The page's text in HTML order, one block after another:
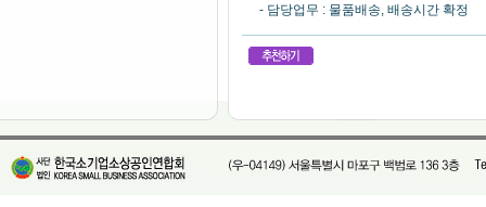
- 담당업무 : 물품배송, 배송시간 확정